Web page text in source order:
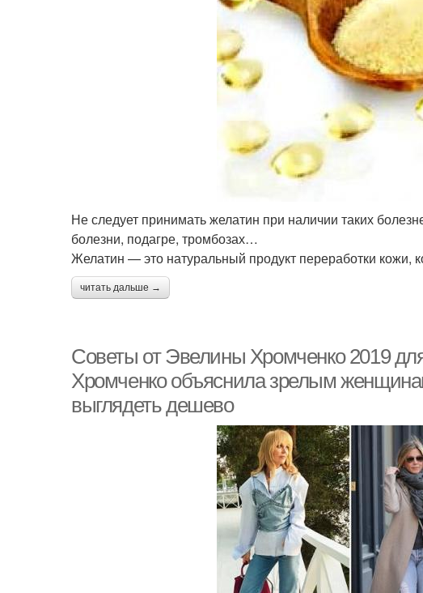
Не следует принимать желатин при наличии таких
болезни, подагре, тромбозах…
Желатин — это натуральный продукт переработки кожи,
читать дальше →
Советы от Эвелины Хромченко 2019
Хромченко объяснила зрелым
выглядеть дешево